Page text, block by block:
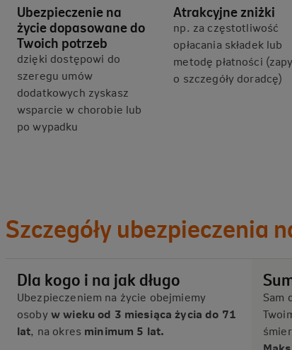
Ubezpieczenie na
życie dopasowane do
Twoich potrzeb
dzięki dostępowi do
szeregu umów
dodatkowych zyskasz
wsparcie w chorobie lub
po wypadku
Atrakcyjne zniżki
np. za częstotliwość
opłacania składek lub
metodę płatności
o szczegóły doradcę)
Szczegóły ubezpieczenia
Dla kogo i na jak długo
Ubezpieczeniem na życie obejmiemy
osobyw wieku od 3 miesiąca życia do 71
lat, na okres minimum 5 lat.
Sam